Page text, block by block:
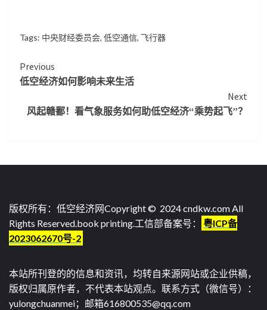
Tags: 中央财经委员会, 低空通信, 飞行器
Continue
Reading
Previous
低空经济如何影响未来生活
Next
风起赣鄱！看气象服务如何助低空经济“乘势起飞”？
版权所有：低空经济网Copyright © 2024 cndkw.com All
Rights Reserved.book printing.工信部备案号：
粤ICP备
2023062670号-2
本站所刊登的的信息和资讯，均转自来源网站或企业供稿，
版权归属原作者，不代表本站观点。联系方式（微信号）：
yulongchuanmei；邮箱616800535@qq.com